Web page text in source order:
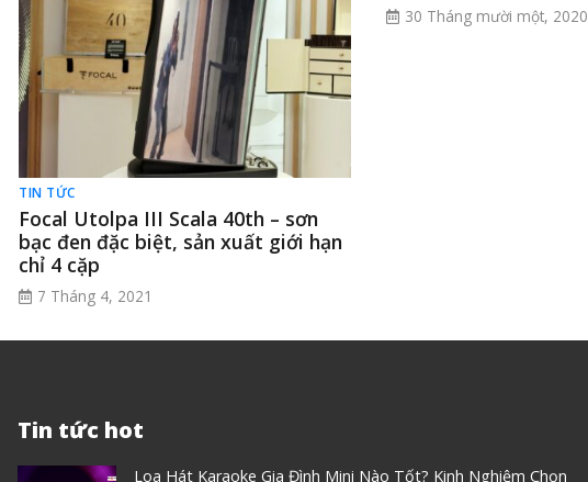
TIN TỨC
Focal Utolpa III Scala 40th – sơn
bạc đen đặc biệt, sản xuất giới hạn
chỉ 4 cặp
7 Tháng 4, 2021
30 Tháng mười một, 2020
Tin tức hot
Loa Hát Karaoke Gia Đình Mini Nào Tốt? Kinh Nghiệm Chọn